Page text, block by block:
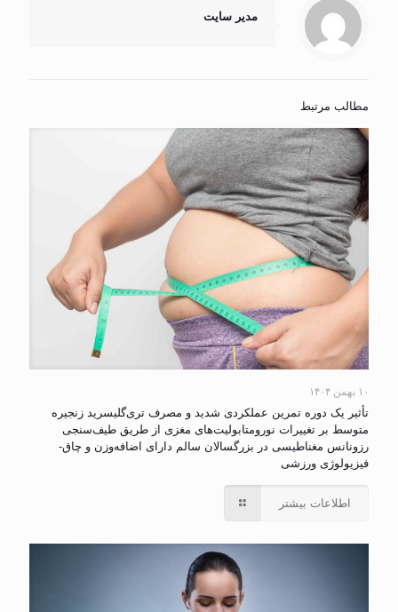
مدیر سایت
مطالب مرتبط
۱۰ بهمن ۱۴۰۴
تأثیر یک دوره تمرین عملکردی شدید و مصرف تری‌گلیسرید زنجیره
متوسط بر تغییرات نورومتابولیت‌های مغزی از طریق طیف‌سنجی
رزونانس مغناطیسی در بزرگسالان سالم دارای اضافه‌وزن و چاق-
فیزیولوژی ورزشی
اطلاعات بیشتر